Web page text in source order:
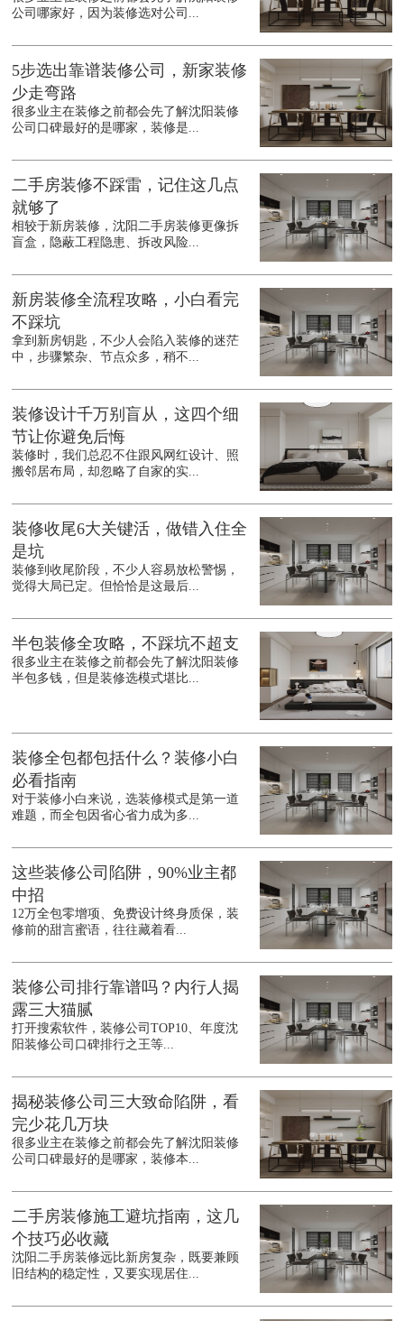
公司哪家好，因为装修选对公司...
5步选出靠谱装修公司，新家装修
少走弯路
很多业主在装修之前都会先了解沈阳装修
公司口碑最好的是哪家，装修是...
二手房装修不踩雷，记住这几点
就够了
相较于新房装修，沈阳二手房装修更像拆
盲盒，隐蔽工程隐患、拆改风险...
新房装修全流程攻略，小白看完
不踩坑
拿到新房钥匙，不少人会陷入装修的迷茫
中，步骤繁杂、节点众多，稍不...
装修设计千万别盲从，这四个细
节让你避免后悔
装修时，我们总忍不住跟风网红设计、照
搬邻居布局，却忽略了自家的实...
装修收尾6大关键活，做错入住全
是坑
装修到收尾阶段，不少人容易放松警惕，
觉得大局已定。但恰恰是这最后...
半包装修全攻略，不踩坑不超支
很多业主在装修之前都会先了解沈阳装修
半包多钱，但是装修选模式堪比...
装修全包都包括什么？装修小白
必看指南
对于装修小白来说，选装修模式是第一道
难题，而全包因省心省力成为多...
这些装修公司陷阱，90%业主都
中招
12万全包零增项、免费设计终身质保，装
修前的甜言蜜语，往往藏着看...
装修公司排行靠谱吗？内行人揭
露三大猫腻
打开搜索软件，装修公司TOP10、年度沈
阳装修公司口碑排行之王等...
揭秘装修公司三大致命陷阱，看
完少花几万块
很多业主在装修之前都会先了解沈阳装修
公司口碑最好的是哪家，装修本...
二手房装修施工避坑指南，这几
个技巧必收藏
沈阳二手房装修远比新房复杂，既要兼顾
旧结构的稳定性，又要实现居住...